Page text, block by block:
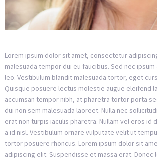
Lorem ipsum dolor sit amet, consectetur
malesuada tempor dui eu faucibus. Sed nec
leo. Vestibulum blandit malesuada tortor, eget
Quisque posuere lectus molestie augue eleifend
accumsan tempor nibh, at pharetra tortor porta
dui non sem malesuada laoreet. Nulla nec
erat non turpis iaculis pharetra. Nullam vel eros id
a id nisl. Vestibulum ornare vulputate velit ut
tortor posuere rhoncus. Lorem ipsum dolor sit
adipiscing elit. Suspendisse et massa erat.